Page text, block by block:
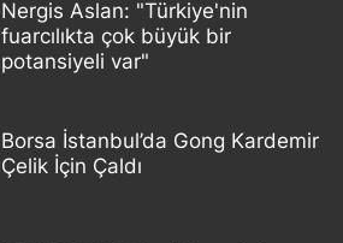
Nergis Aslan: "Türkiye'nin
fuarcılıkta çok büyük bir
potansiyeli var"
Borsa İstanbul’da Gong Kardemir
Çelik İçin Çaldı